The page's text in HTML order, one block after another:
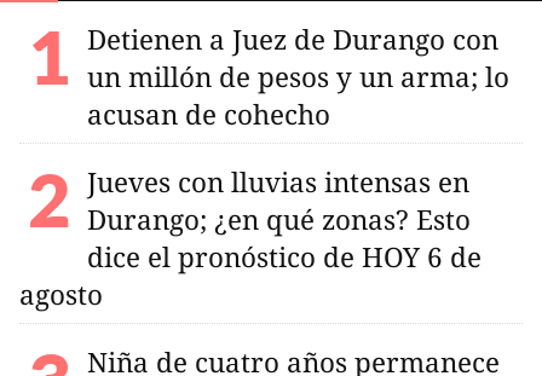
Detienen a Juez de Durango con
un millón de pesos y un arma; lo
acusan de cohecho
Jueves con lluvias intensas en
Durango; ¿en qué zonas? Esto
dice el pronóstico de HOY 6 de
agosto
Niña de cuatro años permanece